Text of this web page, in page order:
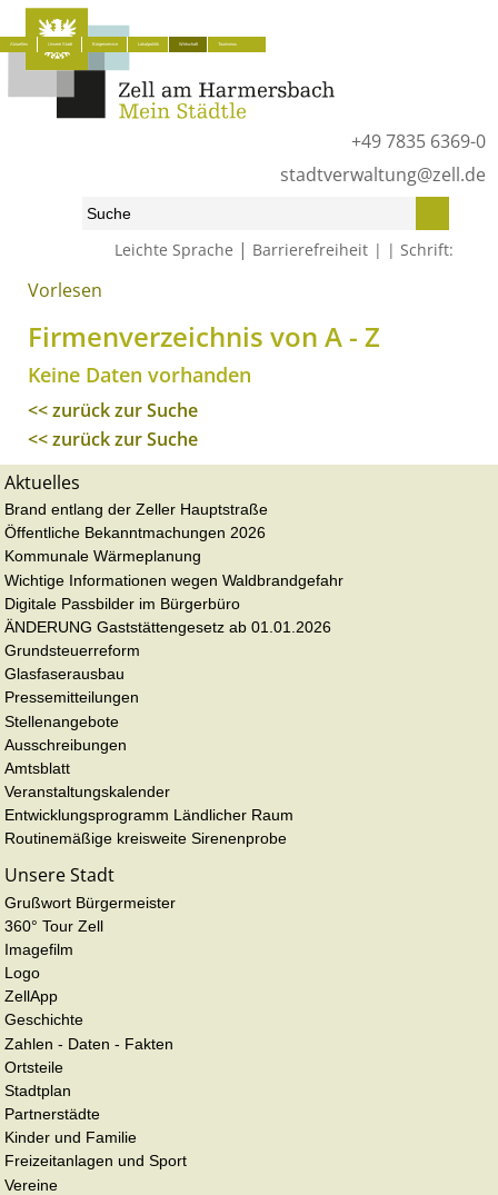
+49 7835 6369-0
stadtverwaltung@zell.de
Leichte Sprache | Barrierefreiheit Schrift:
Aktuelles Unsere Stadt Bürgerservice Lokalpolitik Wirtschaft Tourismus
Start» Wirtschaft» Firmenverzeichnis von A - Z
Vorlesen
Firmenverzeichnis von A - Z
Keine Daten vorhanden
<< zurück zur Suche
<< zurück zur Suche
Aktuelles
Brand entlang der Zeller Hauptstraße
Öffentliche Bekanntmachungen 2026
Kommunale Wärmeplanung
Wichtige Informationen wegen Waldbrandgefahr
Digitale Passbilder im Bürgerbüro
ÄNDERUNG Gaststättengesetz ab 01.01.2026
Grundsteuerreform
Glasfaserausbau
Pressemitteilungen
Stellenangebote
Ausschreibungen
Amtsblatt
Veranstaltungskalender
Entwicklungsprogramm Ländlicher Raum
Routinemäßige kreisweite Sirenenprobe
Unsere Stadt
Grußwort Bürgermeister
360° Tour Zell
Imagefilm
Logo
ZellApp
Geschichte
Zahlen - Daten - Fakten
Ortsteile
Stadtplan
Partnerstädte
Kinder und Familie
Freizeitanlagen und Sport
Vereine